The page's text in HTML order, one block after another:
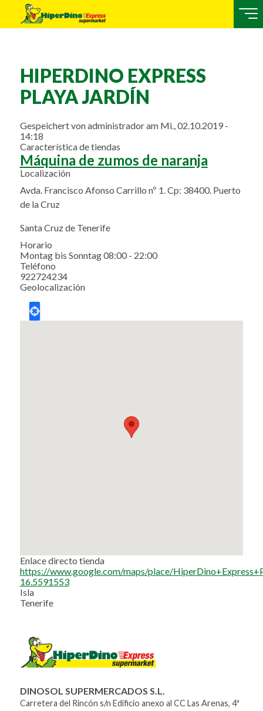
HIPERDINO EXPRESS
PLAYA JARDÍN
Gespeichert vonadministradoram Mi., 02.10.2019 -
14:18
Característica de tiendas
Máquina de zumos de naranja
Localización
Avda. Francisco Afonso Carrillo nº 1. Cp: 38400. Puerto
de la Cruz
Santa Cruz de Tenerife
Horario
Montag bis Sonntag 08:00 - 22:00
Teléfono
922724234
Geolocalización
Enlace directo tienda
https://www.google.com/maps/place/
16.5591553
Isla
Tenerife
DINOSOL SUPERMERCADOS S.L.
Carretera del Rincón s/n Edificio anexo al CC Las Arenas, 4ª